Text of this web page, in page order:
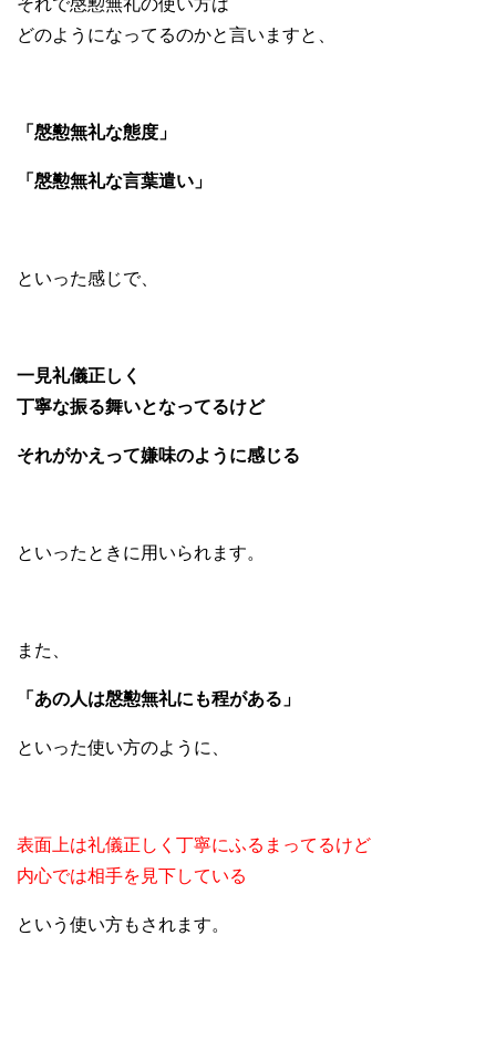
それで慇懃無礼の使い方は
どのようになってるのかと言いますと、
「慇懃無礼な態度」
「慇懃無礼な言葉遣い」
といった感じで、
一見礼儀正しく
丁寧な振る舞いとなってるけど
それがかえって嫌味のように感じる
といったときに用いられます。
また、
「あの人は慇懃無礼にも程がある」
といった使い方のように、
表面上は礼儀正しく丁寧にふるまってるけど
内心では相手を見下している
という使い方もされます。